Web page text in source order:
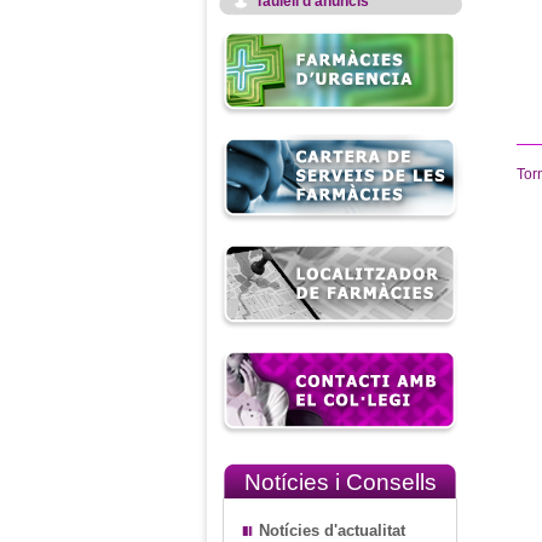
Notícies i Consells
Notícies d'actualitat